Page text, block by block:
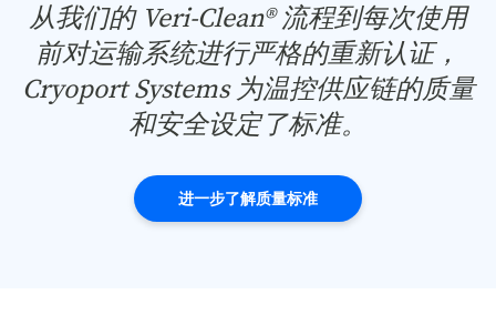
从我们的 Veri-Clean® 流程到每次使用
前对运输系统进行严格的重新认证，
Cryoport Systems 为温控供应链的质量
和安全设定了标准。
进一步了解质量标准